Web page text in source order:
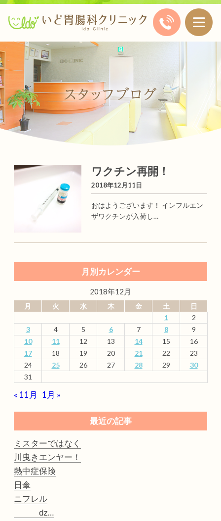
ワクチン再開！
2018年12月11日
おはようございます！ インフルエン
ザワクチンが入荷し…
月別カレンダー
2018年12月
月 火 水 木 金 土
日
1
2
3
4 5 6 7 8
9
10
11 12 13 14 15
16
17
18 19 20 21 22
23
24
25 26 27 28 29
30
31
« 11月 1月 »
最近の記事
ミスターではなく
川曳きエンヤー！
熱中症保険
日傘
ニフレル
ǳ…